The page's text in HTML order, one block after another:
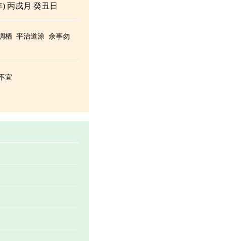
丙戌月 癸丑日
栖 平治道涂 余事勿
宜